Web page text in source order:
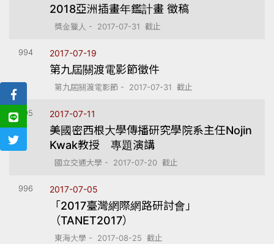
2018亞洲插畫年鑑計畫 徵稿
獎金獵人 - 2017-07-31 截止
994 2017-07-19
第九屆關渡電影節徵件
第九屆關渡電影節 - 2017-07-31 截止
995 2017-07-11
美國密西根大學傳播研究學院系主任Nojin
Kwak教授 專題演講
國立交通大學 - 2017-07-20 截止
996 2017-07-05
「2017臺灣網際網路研討會」
（TANET2017）
東海大學 - 2017-08-25 截止